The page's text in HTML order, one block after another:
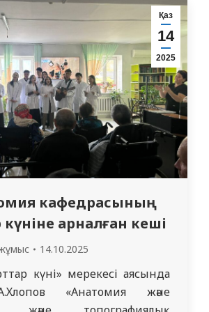
ойлануға себеп болды.
ғана аббревиатура емес,
Қаз
14
2025
кафедрасының
арналған кеші
14.10.2025
күні» мерекесі аясында
«Анатомия және